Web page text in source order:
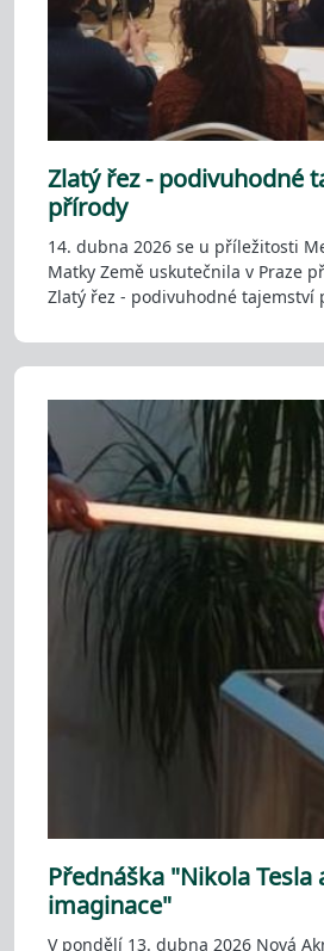
Zlatý řez - podivuhodné
přírody
14. dubna 2026 se u příležitosti
Matky Země uskutečnila v Praze
Zlatý řez - podivuhodné tajemství
Přednáška "Nikola Tesla
imaginace"
V pondělí 13. dubna 2026 Nová